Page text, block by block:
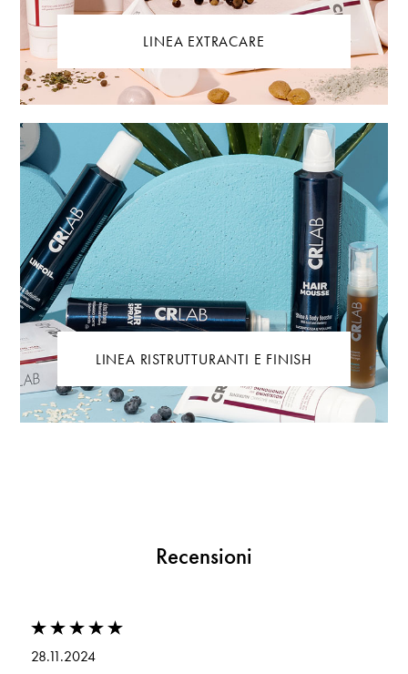
LINEA EXTRACARE
LINEA RISTRUTTURANTI E FINISH
Recensioni
28.11.2024